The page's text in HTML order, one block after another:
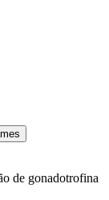
de gonadotrofina